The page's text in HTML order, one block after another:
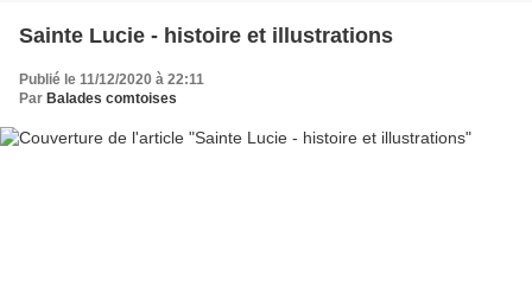
Sainte Lucie - histoire et illustrations
Publié le 11/12/2020 à 22:11
Par Balades comtoises